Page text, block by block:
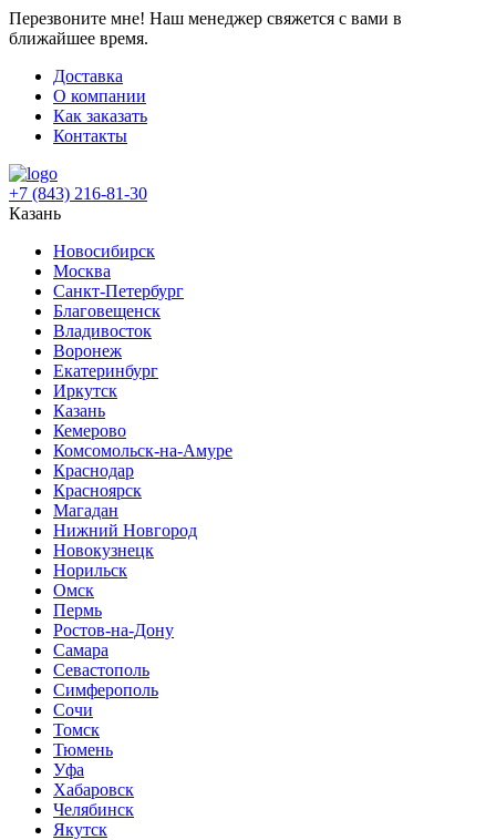
Перезвоните мне! Наш менеджер свяжется с вами в
ближайшее время.
Доставка
О компании
Как заказать
Контакты
+7 (843) 216-81-30
Казань
Новосибирск
Москва
Санкт-Петербург
Благовещенск
Владивосток
Воронеж
Екатеринбург
Иркутск
Казань
Кемерово
Комсомольск-на-Амуре
Краснодар
Красноярск
Магадан
Нижний Новгород
Новокузнецк
Норильск
Омск
Пермь
Ростов-на-Дону
Самара
Севастополь
Симферополь
Сочи
Томск
Тюмень
Уфа
Хабаровск
Челябинск
Якутск